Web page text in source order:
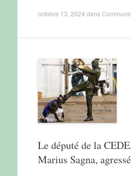
octobre 13, 2024 dans
Le député de la
Marius Sagna,